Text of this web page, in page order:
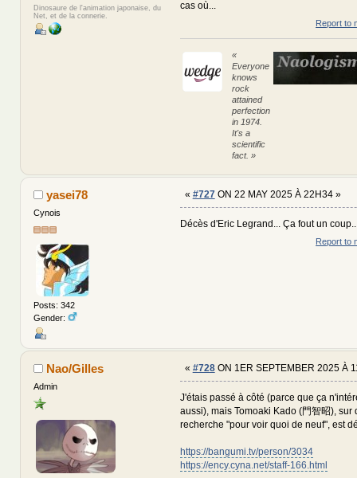
Dinosaure de l'animation japonaise, du
Net, et de la connerie.
cas où...
Report to
«
Everyone
knows
rock
attained
perfection
in 1974.
It's a
scientific
fact. »
yasei78
Cynois
Posts: 342
Gender:
« #727ON 22 MAY 2025 À 22H34 »
Décès d'Eric Legrand... Ça fout un
Report to
Nao/Gilles
Admin
« #728ON 1ER SEPTEMBER 2025 À
J'étais passé à côté (parce que ça
aussi), mais Tomoaki Kado (門智昭), sur
recherche "pour voir quoi de neuf", est
https://bangumi.tv/person/3034
https://ency.cyna.net/staff-166.html